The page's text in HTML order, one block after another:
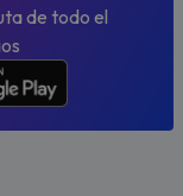
de todo el